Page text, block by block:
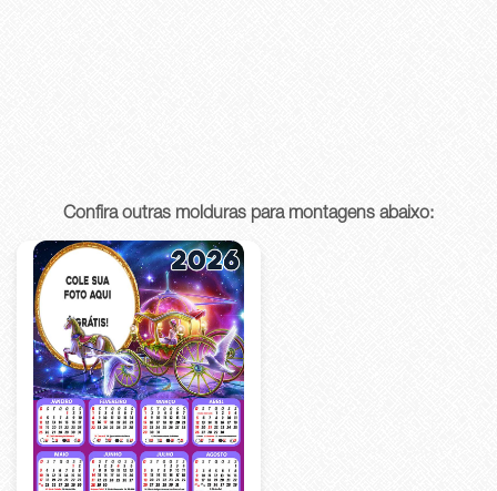
Confira outras molduras para montagens abaixo: